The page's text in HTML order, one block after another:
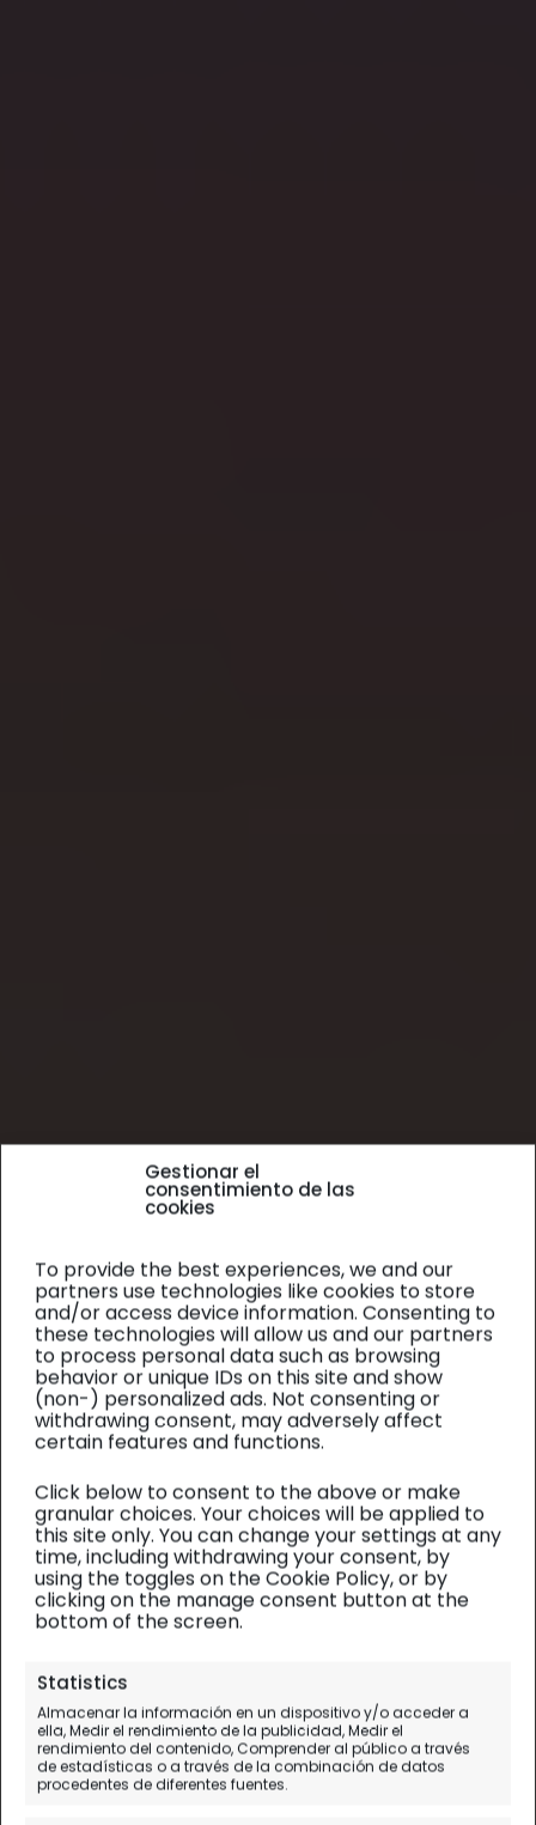
Gestionar el
consentimiento de las
cookies
To provide the best experiences, we and our
partners use technologies like cookies to store
and/or access device information. Consenting to
these technologies will allow us and our partners
to process personal data such as browsing
behavior or unique IDs on this site and show
(non-) personalized ads. Not consenting or
withdrawing consent, may adversely affect
certain features and functions.
Click below to consent to the above or make
granular choices. Your choices will be applied to
this site only. You can change your settings at any
time, including withdrawing your consent, by
using the toggles on the Cookie Policy, or by
clicking on the manage consent button at the
bottom of the screen.
Statistics
Almacenar la información en un dispositivo y/o acceder a
ella, Medir el rendimiento de la publicidad, Medir el
rendimiento del contenido, Comprender al público a través
de estadísticas o a través de la combinación de datos
procedentes de diferentes fuentes.
Jalisco y Guanajuato
Puerto Vallarta, Jalisco mira
al Pacífico